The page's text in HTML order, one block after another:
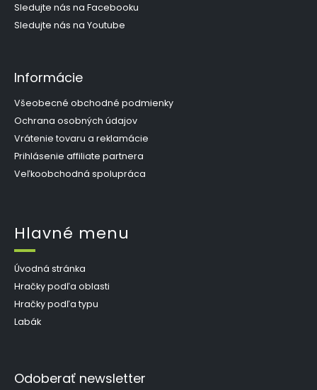
Sledujte nás na Facebooku
Sledujte nás na Youtube
Informácie
Všeobecné obchodné podmienky
Ochrana osobných údajov
Vrátenie tovaru a reklamácie
Prihlásenie affiliate partnera
Veľkoobchodná spolupráca
Hlavné menu
Úvodná stránka
Hračky podľa oblasti
Hračky podľa typu
Labák
Odoberať newsletter